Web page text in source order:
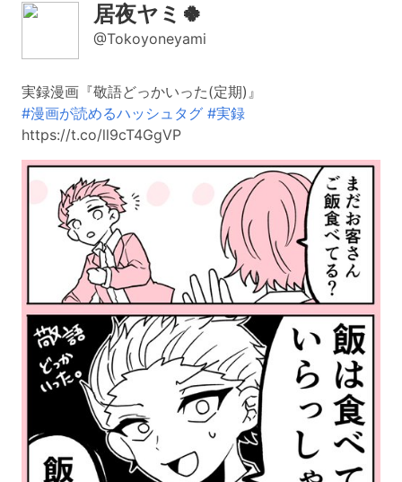
居夜ヤミ🍀
@Tokoyoneyami
実録漫画『敬語どっかいった(定期)』
#漫画が読めるハッシュタグ #実録
https://t.co/ll9cT4GgVP